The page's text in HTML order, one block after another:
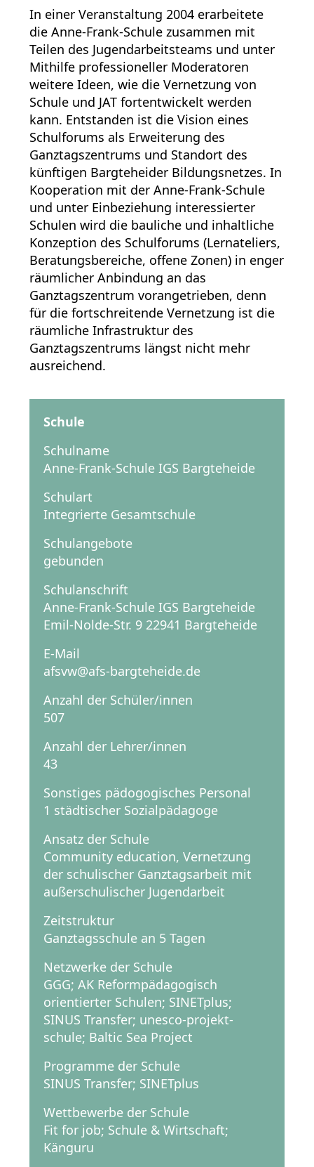
In einer Veranstaltung 2004 erarbeitete
die Anne-Frank-Schule zusammen mit
Teilen des Jugendarbeitsteams und unter
Mithilfe professioneller Moderatoren
weitere Ideen, wie die Vernetzung von
Schule und JAT fortentwickelt werden
kann. Entstanden ist die Vision eines
Schulforums als Erweiterung des
Ganztagszentrums und Standort des
künftigen Bargteheider Bildungsnetzes. In
Kooperation mit der Anne-Frank-Schule
und unter Einbeziehung interessierter
Schulen wird die bauliche und inhaltliche
Konzeption des Schulforums (Lernateliers,
Beratungsbereiche, offene Zonen) in enger
räumlicher Anbindung an das
Ganztagszentrum vorangetrieben, denn
für die fortschreitende Vernetzung ist die
räumliche Infrastruktur des
Ganztagszentrums längst nicht mehr
ausreichend.
Schule
Schulname
Anne-Frank-Schule IGS Bargteheide
Schulart
Integrierte Gesamtschule
Schulangebote
gebunden
Schulanschrift
Anne-Frank-Schule IGS Bargteheide
Emil-Nolde-Str. 9 22941 Bargteheide
E-Mail
afsvw@afs-bargteheide.de
Anzahl der Schüler/innen
507
Anzahl der Lehrer/innen
43
Sonstiges pädogogisches Personal
1 städtischer Sozialpädagoge
Ansatz der Schule
Community education, Vernetzung
der schulischer Ganztagsarbeit mit
außerschulischer Jugendarbeit
Zeitstruktur
Ganztagsschule an 5 Tagen
Netzwerke der Schule
GGG; AK Reformpädagogisch
orientierter Schulen; SINETplus;
SINUS Transfer; unesco-projekt-
schule; Baltic Sea Project
Programme der Schule
SINUS Transfer; SINETplus
Wettbewerbe der Schule
Fit for job; Schule & Wirtschaft;
Känguru